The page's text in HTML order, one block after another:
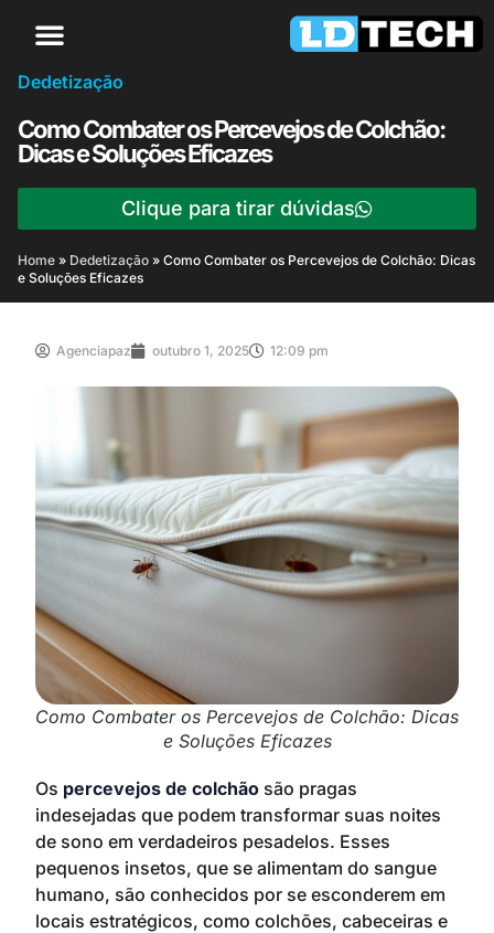
Dedetização
Como Combater os Percevejos de Colchão:
Dicas e Soluções Eficazes
Clique para tirar dúvidas
Home » Dedetização » Como Combater os Percevejos de Colchão: Dicas
e Soluções Eficazes
Agenciapaz outubro 1, 2025 12:09 pm
Como Combater os Percevejos de Colchão: Dicas
e Soluções Eficazes
Os percevejos de colchão são pragas
indesejadas que podem transformar suas noites
de sono em verdadeiros pesadelos. Esses
pequenos insetos, que se alimentam do sangue
humano, são conhecidos por se esconderem em
locais estratégicos, como colchões, cabeceiras e